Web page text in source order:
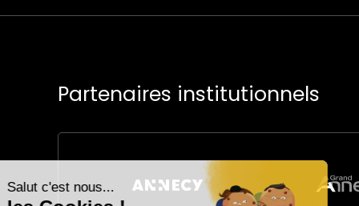
Partenaires institutionnels